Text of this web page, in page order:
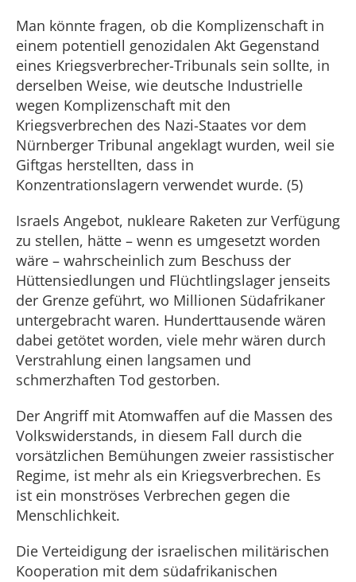
Man könnte fragen, ob die Komplizenschaft in
einem potentiell genozidalen Akt Gegenstand
eines Kriegsverbrecher-Tribunals sein sollte, in
derselben Weise, wie deutsche Industrielle
wegen Komplizenschaft mit den
Kriegsverbrechen des Nazi-Staates vor dem
Nürnberger Tribunal angeklagt wurden, weil sie
Giftgas herstellten, dass in
Konzentrationslagern verwendet wurde. (5)
Israels Angebot, nukleare Raketen zur Verfügung
zu stellen, hätte – wenn es umgesetzt worden
wäre – wahrscheinlich zum Beschuss der
Hüttensiedlungen und Flüchtlingslager jenseits
der Grenze geführt, wo Millionen Südafrikaner
untergebracht waren. Hunderttausende wären
dabei getötet worden, viele mehr wären durch
Verstrahlung einen langsamen und
schmerzhaften Tod gestorben.
Der Angriff mit Atomwaffen auf die Massen des
Volkswiderstands, in diesem Fall durch die
vorsätzlichen Bemühungen zweier rassistischer
Regime, ist mehr als ein Kriegsverbrechen. Es
ist ein monströses Verbrechen gegen die
Menschlichkeit.
Die Verteidigung der israelischen militärischen
Kooperation mit dem südafrikanischen